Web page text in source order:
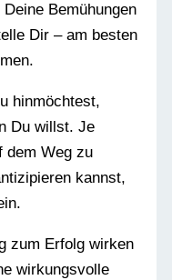
Bemühungen
Dir – am besten
hinmöchtest,
Du willst. Je
dem Weg zu
kannst,
zum Erfolg wirken
wirkungsvolle